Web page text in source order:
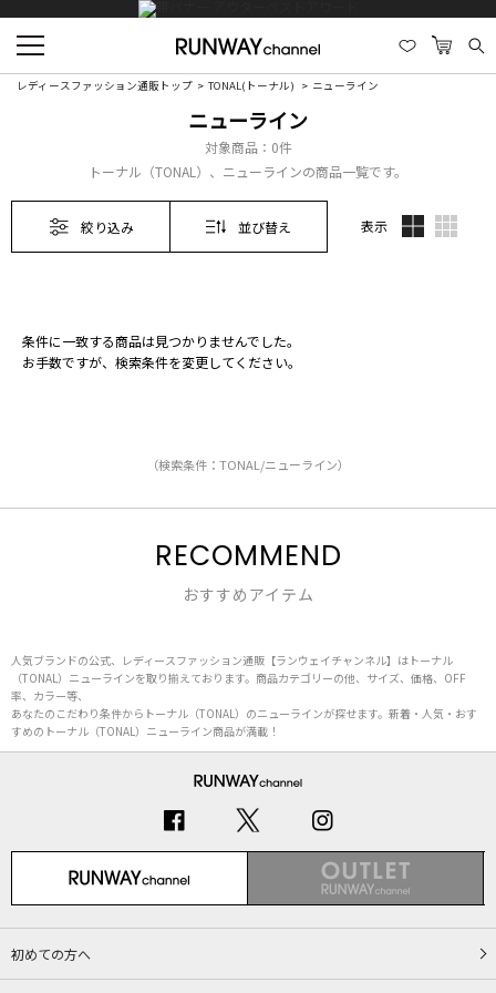
レディースファッション通販トップ TONAL(トーナル) ニューライン
ニューライン
対象商品： 0件
トーナル（TONAL）、ニューラインの商品一覧です。
絞り込み 並び替え 表示
条件に一致する商品は見つかりませんでした。
お手数ですが、検索条件を変更してください。
（検索条件：TONAL/ニューライン）
RECOMMEND
おすすめアイテム
人気ブランドの公式、レディースファッション通販【ランウェイチャンネル】はトーナル
（TONAL）ニューラインを取り揃えております。商品カテゴリーの他、サイズ、価格、OFF
率、カラー等、
あなたのこだわり条件からトーナル（TONAL）のニューラインが探せます。新着・人気・おす
すめのトーナル（TONAL）ニューライン商品が満載！
初めての方へ